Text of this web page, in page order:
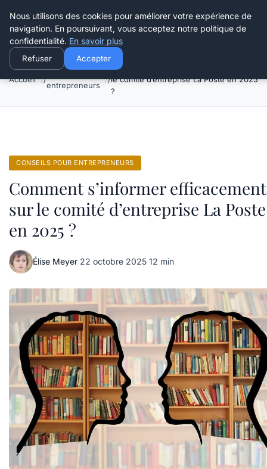
Henry Panky
Accueil
entrepreneurs
Comment s’informer efficacement sur
le comité d’entreprise La Poste en 2025
?
CONSEILS POUR ENTREPRENEURS
Comment s’informer efficacement
sur le comité d’entreprise La Poste
en 2025 ?
Élise Meyer·22 octobre 2025·12 min
Nous utilisons des cookies pour améliorer votre expérience de
navigation. En poursuivant, vous acceptez notre politique de
confidentialité. En savoir plus
Refuser Accepter